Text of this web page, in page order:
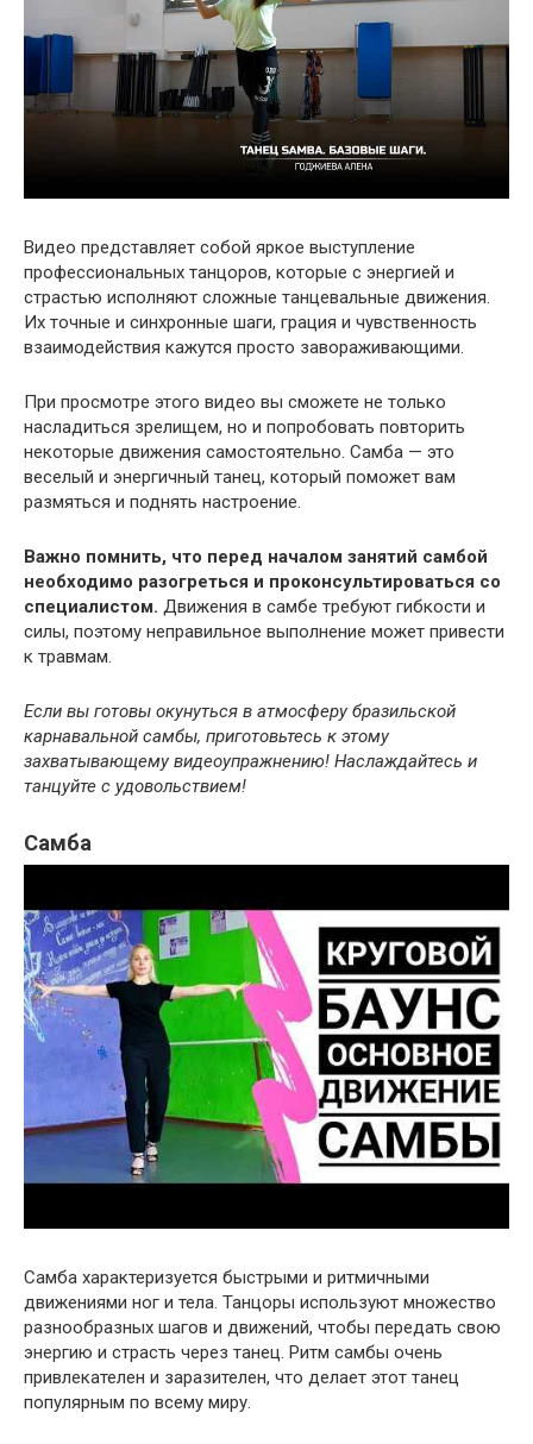
Видео представляет собой яркое выступление
профессиональных танцоров, которые с энергией и
страстью исполняют сложные танцевальные движения.
Их точные и синхронные шаги, грация и чувственность
взаимодействия кажутся просто завораживающими.
При просмотре этого видео вы сможете не только
насладиться зрелищем, но и попробовать повторить
некоторые движения самостоятельно. Самба — это
веселый и энергичный танец, который поможет вам
размяться и поднять настроение.
Важно помнить, что перед началом занятий самбой
необходимо разогреться и проконсультироваться со
специалистом. Движения в самбе требуют гибкости и
силы, поэтому неправильное выполнение может привести
к травмам.
Если вы готовы окунуться в атмосферу бразильской
карнавальной самбы, приготовьтесь к этому
захватывающему видеоупражнению! Наслаждайтесь и
танцуйте с удовольствием!
Самба
Самба характеризуется быстрыми и ритмичными
движениями ног и тела. Танцоры используют множество
разнообразных шагов и движений, чтобы передать свою
энергию и страсть через танец. Ритм самбы очень
привлекателен и заразителен, что делает этот танец
популярным по всему миру.